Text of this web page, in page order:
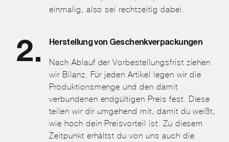
einmalig, also sei rechtzeitig dabei.
Herstellung von Geschenkverpackungen
Nach Ablauf der Vorbestellungsfrist ziehen
wir Bilanz. Für jeden Artikel legen wir die
Produktionsmenge und den damit
verbundenen endgültigen Preis fest. Diese
teilen wir dir umgehend mit, damit du weißt,
wie hoch dein Preisvorteil ist. Zu diesem
Zeitpunkt erhältst du von uns auch die